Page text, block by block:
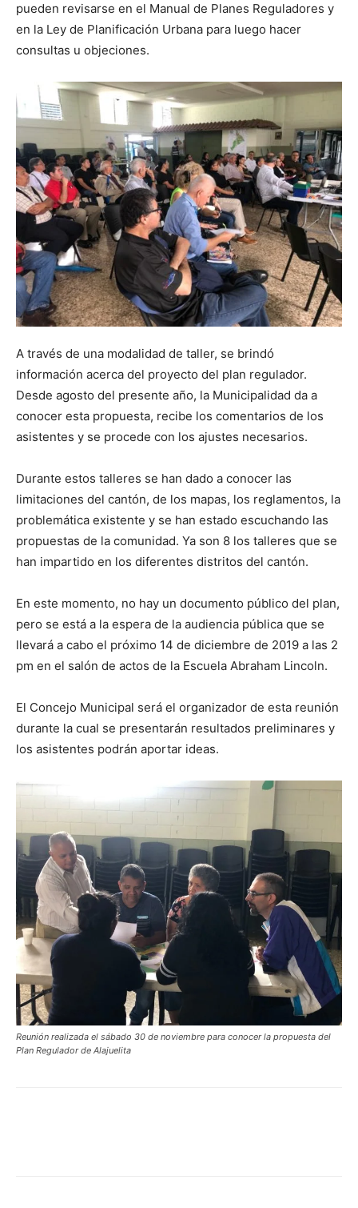
pueden revisarse en el Manual de Planes Reguladores y
en la Ley de Planificación Urbana para luego hacer
consultas u objeciones.
A través de una modalidad de taller, se brindó
información acerca del proyecto del plan regulador.
Desde agosto del presente año, la Municipalidad da a
conocer esta propuesta, recibe los comentarios de los
asistentes y se procede con los ajustes necesarios.
Durante estos talleres se han dado a conocer las
limitaciones del cantón, de los mapas, los reglamentos, la
problemática existente y se han estado escuchando las
propuestas de la comunidad. Ya son 8 los talleres que se
han impartido en los diferentes distritos del cantón.
En este momento, no hay un documento público del plan,
pero se está a la espera de la audiencia pública que se
llevará a cabo el próximo 14 de diciembre de 2019 a las 2
pm en el salón de actos de la Escuela Abraham Lincoln.
El Concejo Municipal será el organizador de esta reunión
durante la cual se presentarán resultados preliminares y
los asistentes podrán aportar ideas.
Reunión realizada el sábado 30 de noviembre para conocer la propuesta del
Plan Regulador de Alajuelita